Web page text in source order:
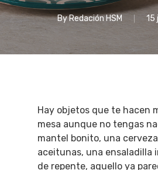
ByRedación HSM 15
Hay objetos que te hacen
mesa aunque no tengas
mantel bonito, una
aceitunas, una ensaladilla
de repente, aquello ya